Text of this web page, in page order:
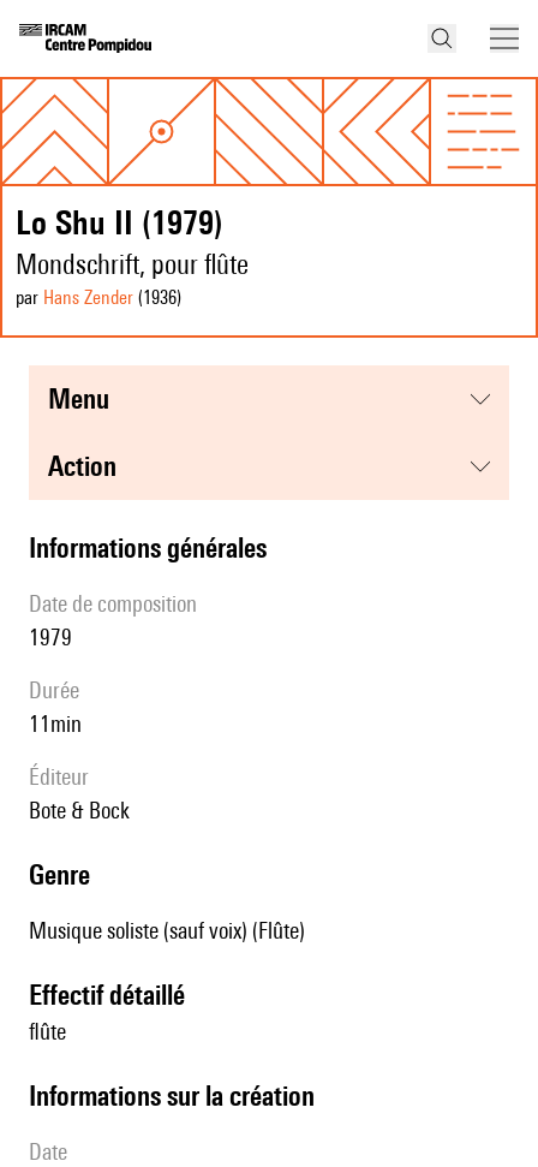
Lo Shu II (1979)
Mondschrift, pour flûte
par Hans Zender (1936)
menu
action
informations générales
date de composition
1979
durée
11min
éditeur
Bote & Bock
genre
Musique soliste (sauf voix) (Flûte)
effectif détaillé
flûte
informations sur la création
date